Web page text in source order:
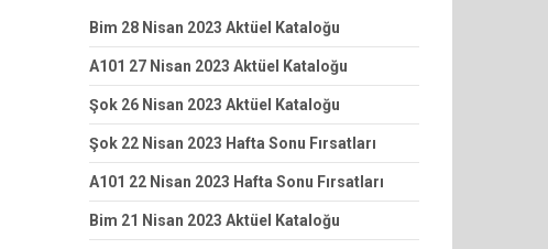
Bim 28 Nisan 2023 Aktüel Kataloğu
A101 27 Nisan 2023 Aktüel Kataloğu
Şok 26 Nisan 2023 Aktüel Kataloğu
Şok 22 Nisan 2023 Hafta Sonu Fırsatları
A101 22 Nisan 2023 Hafta Sonu Fırsatları
Bim 21 Nisan 2023 Aktüel Kataloğu